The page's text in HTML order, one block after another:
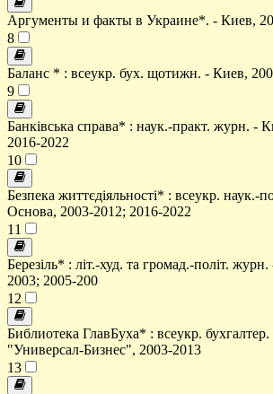
Аргументы и факты в Украине*. - Киев,
8
Баланс * : всеукр. бух. щотижн. - Киев,
9
Банківська справа* : наук.-практ. журн. -
2016-2022
10
Безпека життєдіяльності* : всеукр. наук.-
Основа, 2003-2012; 2016-2022
11
Березіль* : літ.-худ. та громад.-політ.
2003; 2005-200
12
Библиотека ГлавБуха* : всеукр.
"Универсал-Бизнес", 2003-2013
13